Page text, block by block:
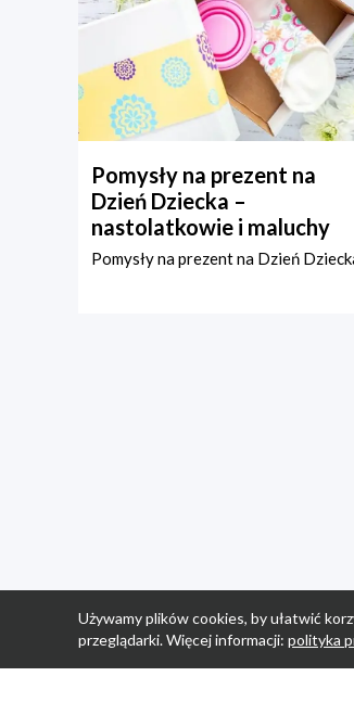
Pomysły na prezent na
Dzień Dziecka –
nastolatkowie i maluchy
Pomysły na prezent na Dzień
Używamy plików cookies, by ułatwić
przeglądarki. Więcej informacji: polityka